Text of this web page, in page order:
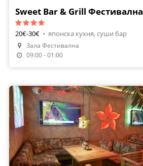
Sweet Bar & Grill Фестивална
20€-30€ • японска кухня, суши бар
Зала Фестивална
09:00 - 01:00